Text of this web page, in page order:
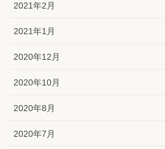
2021年2月
2021年1月
2020年12月
2020年10月
2020年8月
2020年7月